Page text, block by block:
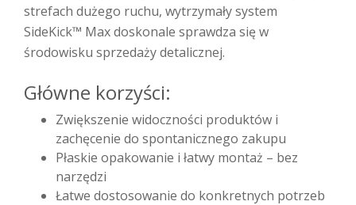
strefach dużego ruchu, wytrzymały system
SideKick™ Max doskonale sprawdza się w
środowisku sprzedaży detalicznej.
Główne korzyści:
Zwiększenie widoczności produktów i
zachęcenie do spontanicznego zakupu
Płaskie opakowanie i łatwy montaż – bez
narzędzi
Łatwe dostosowanie do konkretnych potrzeb